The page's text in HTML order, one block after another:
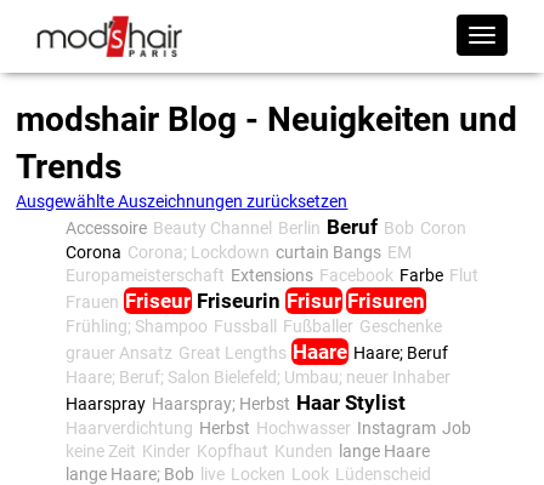
modshair Blog - Neuigkeiten und
Trends
Ausgewählte Auszeichnungen zurücksetzen
Accessoire Beauty Channel Berlin Beruf Bob Coron
Corona Corona; Lockdown curtain Bangs EM
Europameisterschaft Extensions Facebook Farbe Flut
Frauen Friseur Friseurin Frisur Frisuren
Frühling; Shampoo Fussball Fußballer Geschenke
grauer Ansatz Great Lengths Haare Haare; Beruf
Haare; Beruf; Salon Bielefeld; Umbau; neuer Inhaber
Haarspray Haarspray; Herbst Haar Stylist
Haarverdichtung Herbst Hochwasser Instagram Job
keine Zeit Kinder Kopfhaut Kunden
lange Haare
lange Haare; Bob
live Locken Look Lüdenscheid